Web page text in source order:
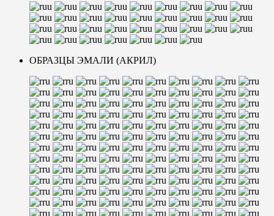
ОБРАЗЦЫ ЭМАЛИ (АКРИЛ)